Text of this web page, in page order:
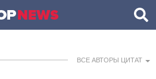
ВСЕ АВТОРЫ ЦИТАТ